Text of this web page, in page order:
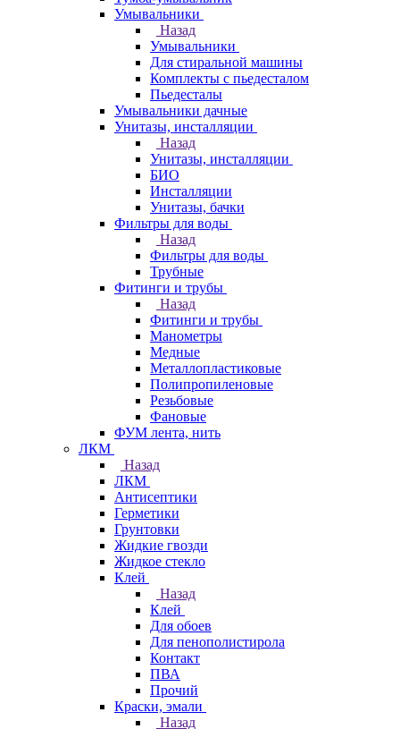
Умывальники
Назад
Умывальники
Для стиральной машины
Комплекты с пьедесталом
Пьедесталы
Умывальники дачные
Унитазы, инсталляции
Назад
Унитазы, инсталляции
БИО
Инсталляции
Унитазы, бачки
Фильтры для воды
Назад
Фильтры для воды
Трубные
Фитинги и трубы
Назад
Фитинги и трубы
Манометры
Медные
Металлопластиковые
Полипропиленовые
Резьбовые
Фановые
ФУМ лента, нить
ЛКМ
Назад
ЛКМ
Антисептики
Герметики
Грунтовки
Жидкие гвозди
Жидкое стекло
Клей
Назад
Клей
Для обоев
Для пенополистирола
Контакт
ПВА
Прочий
Краски, эмали
Назад